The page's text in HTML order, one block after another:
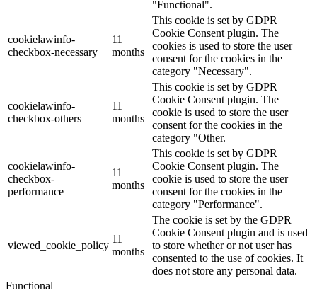
"Functional".
cookielawinfo-
checkbox-necessary
11
months
This cookie is set by GDPR
Cookie Consent plugin. The
cookies is used to store the user
consent for the cookies in the
category "Necessary".
cookielawinfo-
checkbox-others
11
months
This cookie is set by GDPR
Cookie Consent plugin. The
cookie is used to store the user
consent for the cookies in the
category "Other.
cookielawinfo-
checkbox-
performance
11
months
This cookie is set by GDPR
Cookie Consent plugin. The
cookie is used to store the user
consent for the cookies in the
category "Performance".
viewed_cookie_policy
11
months
The cookie is set by the GDPR
Cookie Consent plugin and is used
to store whether or not user has
consented to the use of cookies. It
does not store any personal data.
Functional